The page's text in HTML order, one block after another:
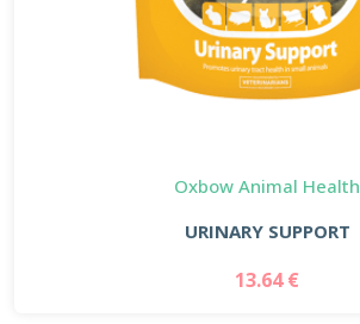
Oxbow Animal Health
URINARY SUPPORT
13.64 €